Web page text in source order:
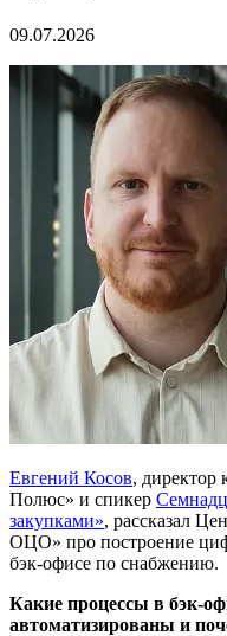
09.07.2026
Евгений Косов,
Полюс» и спикер
закупками», рассказал
ОЦО» про построение
бэк-офисе по снабжению.
Какие процессы в бэк-
автоматизированы и